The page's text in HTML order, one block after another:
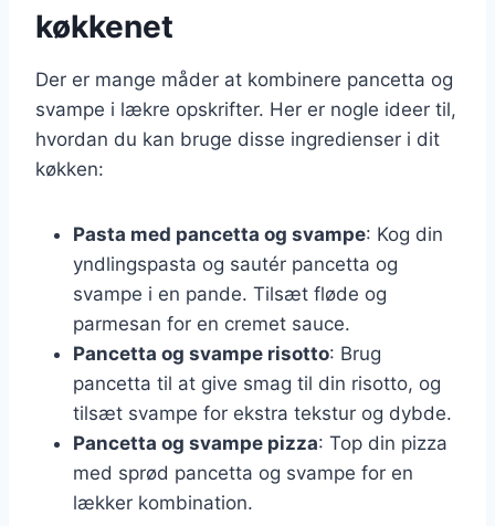
køkkenet
Der er mange måder at kombinere pancetta og
svampe i lækre opskrifter. Her er nogle ideer til,
hvordan du kan bruge disse ingredienser i dit
køkken:
Pasta med pancetta og svampe: Kog din
yndlingspasta og sautér pancetta og
svampe i en pande. Tilsæt fløde og
parmesan for en cremet sauce.
Pancetta og svampe risotto: Brug
pancetta til at give smag til din risotto, og
tilsæt svampe for ekstra tekstur og dybde.
Pancetta og svampe pizza: Top din pizza
med sprød pancetta og svampe for en
lækker kombination.